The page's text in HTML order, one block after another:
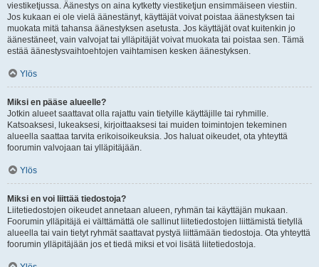
viestiketjussa. Äänestys on aina kytketty viestiketjun ensimmäiseen viestiin.
Jos kukaan ei ole vielä äänestänyt, käyttäjät voivat poistaa äänestyksen tai
muokata mitä tahansa äänestyksen asetusta. Jos käyttäjät ovat kuitenkin jo
äänestäneet, vain valvojat tai ylläpitäjät voivat muokata tai poistaa sen. Tämä
estää äänestysvaihtoehtojen vaihtamisen kesken äänestyksen.
Ylös
Miksi en pääse alueelle?
Jotkin alueet saattavat olla rajattu vain tietyille käyttäjille tai ryhmille.
Katsoaksesi, lukeaksesi, kirjoittaaksesi tai muiden toimintojen tekeminen
alueella saattaa tarvita erikoisoikeuksia. Jos haluat oikeudet, ota yhteyttä
foorumin valvojaan tai ylläpitäjään.
Ylös
Miksi en voi liittää tiedostoja?
Liitetiedostojen oikeudet annetaan alueen, ryhmän tai käyttäjän mukaan.
Foorumin ylläpitäjä ei välttämättä ole sallinut liitetiedostojen liittämistä tietyllä
alueella tai vain tietyt ryhmät saattavat pystyä liittämään tiedostoja. Ota yhteyttä
foorumin ylläpitäjään jos et tiedä miksi et voi lisätä liitetiedostoja.